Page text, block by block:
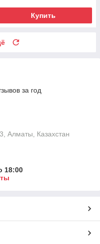
Купить
за год
Алматы, Казахстан
18:00